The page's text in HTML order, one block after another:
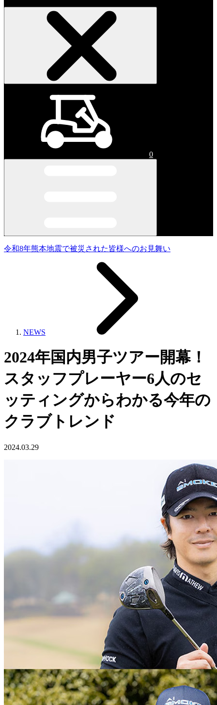
0
令和8年熊本地震で被災された皆様へのお見舞い
NEWS
2024年国内男子ツアー開幕！
スタッフプレーヤー6人のセ
ッティングからわかる今年の
クラブトレンド
2024.03.29